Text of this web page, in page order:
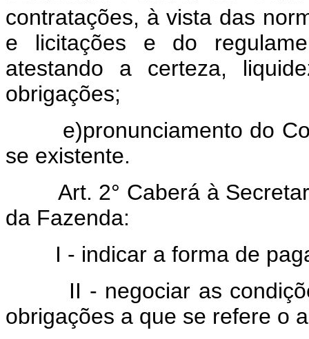
contratações, à vista das
e licitações e do
atestando a certeza,
obrigações;
e)pronunciamento do
se existente.
Art. 2° Caberá à
da Fazenda:
I - indicar a forma de
II - negociar as
obrigações a que se refere o